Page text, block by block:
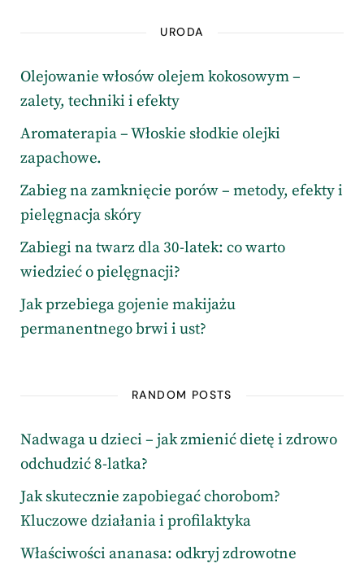
URODA
Olejowanie włosów olejem kokosowym –
zalety, techniki i efekty
Aromaterapia – Włoskie słodkie olejki
zapachowe.
Zabieg na zamknięcie porów – metody, efekty i
pielęgnacja skóry
Zabiegi na twarz dla 30-latek: co warto
wiedzieć o pielęgnacji?
Jak przebiega gojenie makijażu
permanentnego brwi i ust?
RANDOM POSTS
Nadwaga u dzieci – jak zmienić dietę i zdrowo
odchudzić 8-latka?
Jak skutecznie zapobiegać chorobom?
Kluczowe działania i profilaktyka
Właściwości ananasa: odkryj zdrowotne